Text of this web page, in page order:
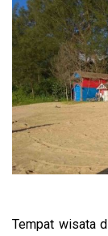
Tempat wisata